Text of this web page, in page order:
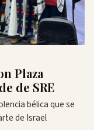
Plaza
de SRE
bélica que se
de Israel